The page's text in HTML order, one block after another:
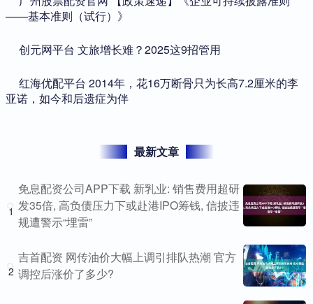
——基本准则（试行）》
​创元网平台 文旅增长难？2025这9招管用
​红海优配平台 2014年，花16万断骨只为长高7.2厘米的李
亚诺，如今和后遗症为伴
最新文章
1
免息配资公司APP下载 新乳业: 销售费用超研
发35倍, 高负债压力下或赴港IPO筹钱, 信披违
规遭警示“埋雷”
2
吉首配资 网传油价大幅上调引排队热潮 官方
调控后涨价了多少?